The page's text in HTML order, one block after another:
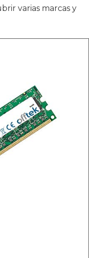
varias marcas y